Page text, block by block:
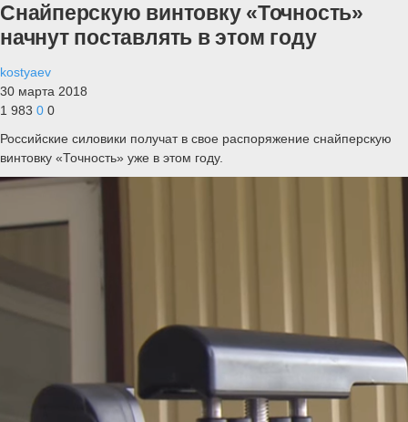
Снайперскую винтовку «Точность»
начнут поставлять в этом году
kostyaev
30 марта 2018
1 983 0 0
Российские силовики получат в свое распоряжение снайперскую
винтовку «Точность» уже в этом году.